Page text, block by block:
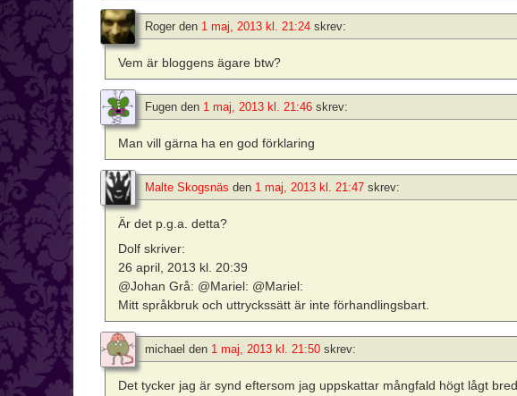
Roger den 1 maj, 2013 kl. 21:24 skrev:
Vem är bloggens ägare btw?
Fugen den 1 maj, 2013 kl. 21:46 skrev:
Man vill gärna ha en god förklaring
Malte Skogsnäs den 1 maj, 2013 kl. 21:47 skrev:
Är det p.g.a. detta?
Dolf skriver:
26 april, 2013 kl. 20:39
@Johan Grå: @Mariel: @Mariel:
Mitt språkbruk och uttryckssätt är inte förhandlingsbart.
michael den 1 maj, 2013 kl. 21:50 skrev:
Det tycker jag är synd eftersom jag uppskattar mångfald högt lågt